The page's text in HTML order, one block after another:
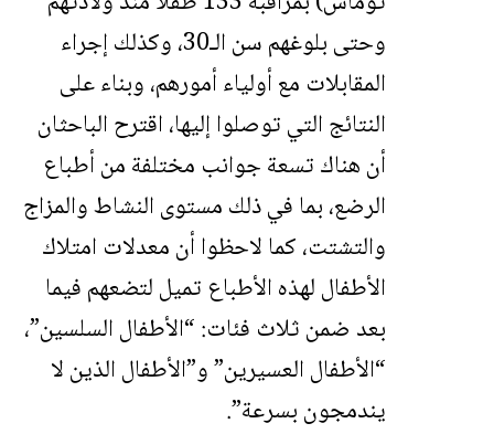
وحتى بلوغهم سن الـ30، وكذلك إجراء
المقابلات مع أولياء أمورهم، وبناء على
النتائج التي توصلوا إليها، اقترح الباحثان
أن هناك تسعة جوانب مختلفة من أطباع
الرضع، بما في ذلك مستوى النشاط والمزاج
والتشتت، كما لاحظوا أن معدلات امتلاك
الأطفال لهذه الأطباع تميل لتضعهم فيما
بعد ضمن ثلاث فئات: “الأطفال السلسين”،
“الأطفال العسيرين” و”الأطفال الذين لا
يندمجون بسرعة”.